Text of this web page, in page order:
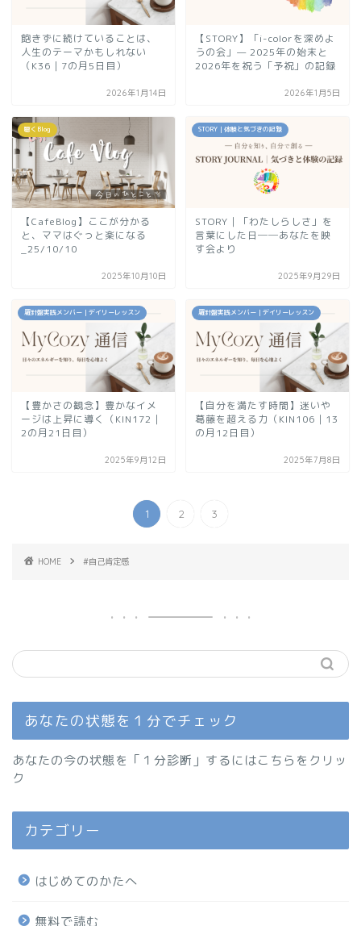
飽きずに続けていることは、
人生のテーマかもしれない
（K36｜7の月5日目）
2026年1月14日
【STORY】「i-colorを深めよ
うの会」— 2025年の始末と
2026年を祝う「予祝」の記録
2026年1月5日
聴くBlog
【CafeBlog】ここが分かる
と、ママはぐっと楽になる
_25/10/10
2025年10月10日
STORY｜体験と気づきの記録
STORY｜「わたしらしさ」を
言葉にした日──あなたを映
す会より
2025年9月29日
羅針盤実践メンバー｜デイリーレッスン
【豊かさの観念】豊かなイメ
ージは上昇に導く（KIN172｜
2の月21日目）
2025年9月12日
羅針盤実践メンバー｜デイリーレッスン
【自分を満たす時間】迷いや
葛藤を超える力（KIN106｜13
の月12日目）
2025年7月8日
1 2 3
HOME #自己肯定感
あなたの状態を１分でチェック
あなたの今の状態を「１分診断」するにはこちらをクリッ
ク
カテゴリー
はじめてのかたへ
無料で読む